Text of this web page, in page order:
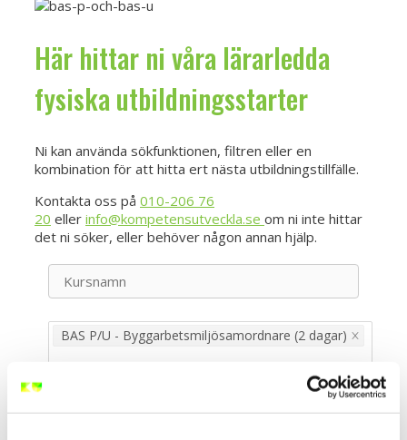
Här hittar ni våra lärarledda
fysiska utbildningsstarter
Ni kan använda sökfunktionen, filtren eller en
kombination för att hitta ert nästa utbildningstillfälle.
Kontakta oss på 010-206 76
20 eller info@kompetensutveckla.se om ni inte hittar
det ni söker, eller behöver någon annan hjälp.
BAS P/U - Byggarbetsmiljösamordnare (2 dagar)